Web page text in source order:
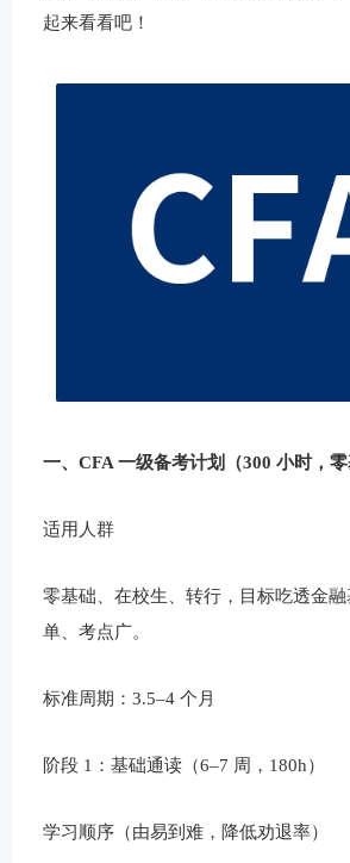
起来看看吧！
一、CFA 一级备考计划（300 小时，零
适用人群
零基础、在校生、转行，目标吃透金
单、考点广。
标准周期：3.5–4 个月
阶段 1：基础通读（6–7 周，180h）
学习顺序（由易到难，降低劝退率）